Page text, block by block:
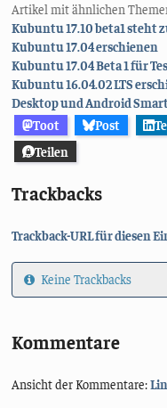
Artikel mit ähnlichen
Kubuntu 17.10 beta1 steht
Kubuntu 17.04 erschienen
Kubuntu 17.04 Beta 1 für
Kubuntu 16.04.02 LTS
Desktop und Android
Toot
Post
Teilen
Trackbacks
Trackback-URL für diesen
Keine Trackbacks
Kommentare
Ansicht der Kommentare: